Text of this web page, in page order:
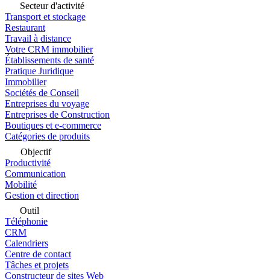
Secteur d'activité
Transport et stockage
Restaurant
Travail à distance
Votre CRM immobilier
Établissements de santé
Pratique Juridique
Immobilier
Sociétés de Conseil
Entreprises du voyage
Entreprises de Construction
Boutiques et e-commerce
Catégories de produits
Objectif
Productivité
Communication
Mobilité
Gestion et direction
Outil
Téléphonie
CRM
Calendriers
Centre de contact
Tâches et projets
Constructeur de sites Web